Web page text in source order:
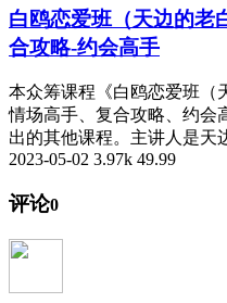
白鸥恋爱班（天边的老
合攻略-约会高手
本众筹课程《白鸥恋爱班（
情场高手、复合攻略、约会
出的其他课程。主讲人是天
2023-05-02 3.97k 49.99
评论0